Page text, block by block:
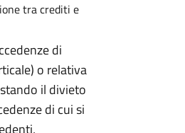
di
o relativa
il divieto
di cui si